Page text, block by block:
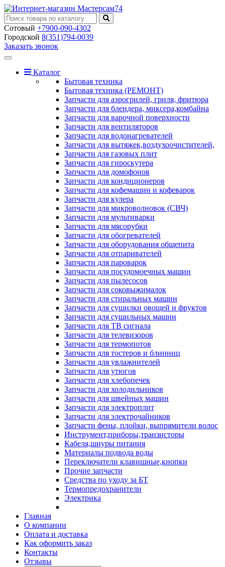
Сотовый +7900-090-4302
Городской 8(351)794-0039
Заказать звонок
Toggle
navigationКаталог
Бытовая техника
Бытовая техника (РЕМОНТ)
Запчасти для аэрогрилей, гриля, фритюра
Запчасти для блендера, миксера,комбайна
Запчасти для варочной поверхности
Запчасти для вентиляторов
Запчасти для водонагревателей
Запчасти для вытяжек,воздухоочистителей,
Запчасти для газовых плит
Запчасти для гироскутера
Запчасти для домофонов
Запчасти для кондиционеров
Запчасти для кофемашин и кофеварок
Запчасти для кулера
Запчасти для микроволновок (СВЧ)
Запчасти для мультиварки
Запчасти для мясорубки
Запчасти для обогревателей
Запчасти для оборудования общепита
Запчасти для отпаривателей
Запчасти для пароварок
Запчасти для посудомоечных машин
Запчасти для пылесосов
Запчасти для соковыжималок
Запчасти для стиральных машин
Запчасти для сушилки овощей и фруктов
Запчасти для сушильных машин
Запчасти для ТВ сигнала
Запчасти для телевизоров
Запчасти для термопотов
Запчасти для тостеров и блинниц
Запчасти для увлажнителей
Запчасти для утюгов
Запчасти для хлебопечек
Запчасти для холодильников
Запчасти для швейных машин
Запчасти для электроплит
Запчасти для электрочайников
Запчасти фены, плойки, выпрямители волос
Инструмент,приборы,транзисторы
Кабеля,шнуры питания
Материалы подвода воды
Переключатели клавишные,кнопки
Прочие запчасти
Средства по уходу за БТ
Термопредохранители
Электрика
Главная
О компании
Оплата и доставка
Как оформить заказ
Контакты
Отзывы